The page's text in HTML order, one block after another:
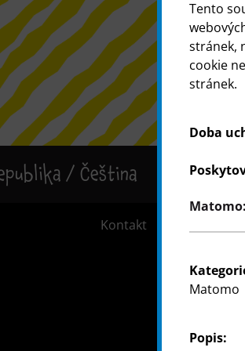
Informace
/ Čeština
Kontakt
Tento
stránek,
cookie
stránek.
Doba
Matomo
Popis: